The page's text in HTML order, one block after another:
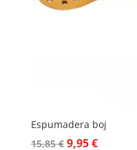
Espumadera boj
15,85€ El
9,95€El